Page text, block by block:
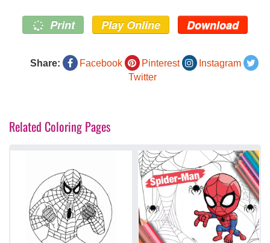
Print Play Online Download
Share: Facebook Pinterest
Instagram
Twitter
Related Coloring Pages